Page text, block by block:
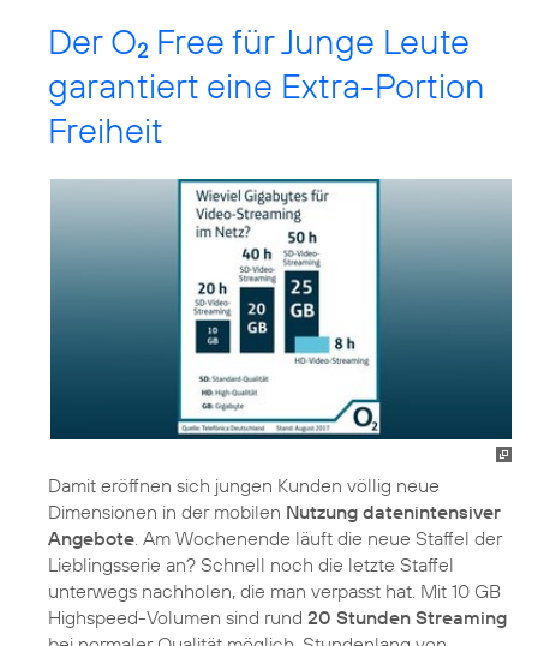
Der O2 Free für Junge Leute
garantiert eine Extra-Portion
Freiheit
Damit eröffnen sich jungen Kunden völlig neue
Dimensionen in der mobilen Nutzung datenintensiver
Angebote . Am Wochenende läuft die neue Staffel der
Lieblingsserie an? Schnell noch die letzte Staffel
unterwegs nachholen, die man verpasst hat. Mit 10 GB
Highspeed-Volumen sind rund 20 Stunden Streaming